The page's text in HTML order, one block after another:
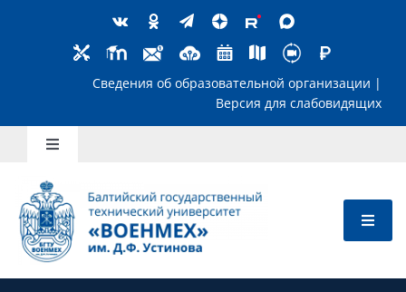
Сведения об образовательной
Toggle
Школьникам
Абитуриентам